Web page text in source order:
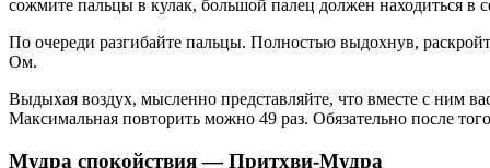
сожмите пальцы в кулак, большой палец должен находиться в
По очереди разгибайте пальцы. Полностью выдохнув,
Ом.
Выдыхая воздух, мысленно представляйте, что вместе с ним
Максимальная повторить можно 49 раз. Обязательно после
Мудра спокойствия — Притхви-Мудра